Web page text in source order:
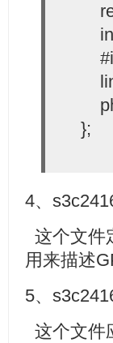
reg
};
4、
这个文件
用来描述
5、
这个文件